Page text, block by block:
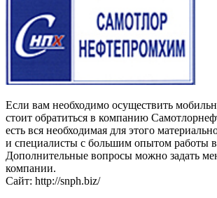
Если вам необходимо осуществить
стоит обратиться в компанию
есть вся необходимая для этого
и специалисты с большим опытом работы
Дополнительные вопросы можно задать
компании.
Сайт: http://snph.biz/